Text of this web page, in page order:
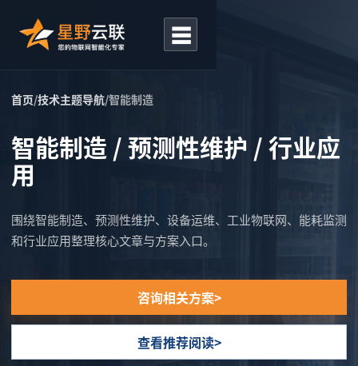
☰
首页/技术主题导航/智能制造
智能制造 / 预测性维护 / 行业应
用
围绕智能制造、预测性维护、设备运维、工业物联网、能耗监测
和行业应用整理核心文章与方案入口。
咨询相关方案
查看推荐阅读